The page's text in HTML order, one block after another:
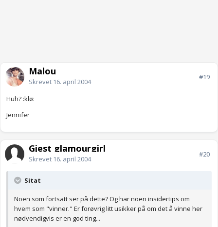
Malou
Skrevet 16. april 2004
#19
Huh? :klø:
Jennifer
Gjest glamourgirl
Skrevet 16. april 2004
#20
Sitat
Noen som fortsatt ser på dette? Og har noen insidertips om
hvem som "vinner." Er forøvrig litt usikker på om det å vinne her
nødvendigvis er en god ting...